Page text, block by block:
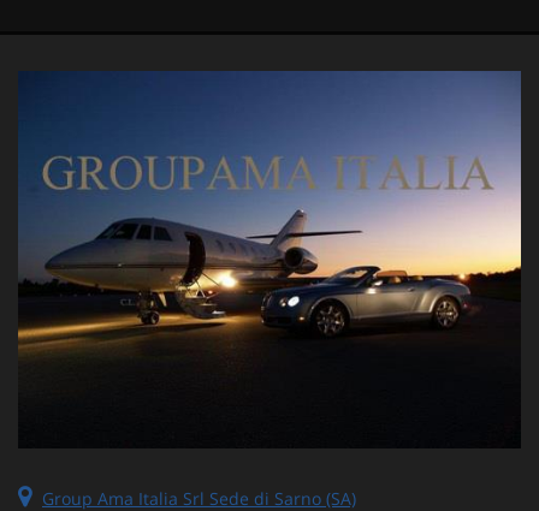
Group Ama Italia Srl Sede di Sarno (SA)